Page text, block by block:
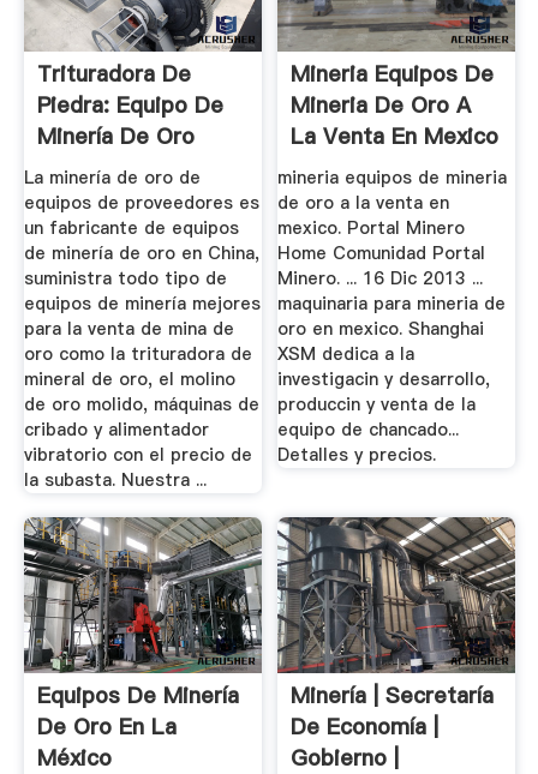
Trituradora De
Piedra: Equipo De
Minería De Oro
La minería de oro de
equipos de proveedores es
un fabricante de equipos
de minería de oro en China,
suministra todo tipo de
equipos de minería mejores
para la venta de mina de
oro como la trituradora de
mineral de oro, el molino
de oro molido, máquinas de
cribado y alimentador
vibratorio con el precio de
la subasta. Nuestra ...
Mineria Equipos De
Mineria De Oro A
La Venta En Mexico
mineria equipos de mineria
de oro a la venta en
mexico. Portal Minero
Home Comunidad Portal
Minero. ... 16 Dic 2013 ...
maquinaria para mineria de
oro en mexico. Shanghai
XSM dedica a la
investigacin y desarrollo,
produccin y venta de la
equipo de chancado...
Detalles y precios.
Equipos De Minería
De Oro En La
México
Minería | Secretaría
De Economía |
Gobierno |